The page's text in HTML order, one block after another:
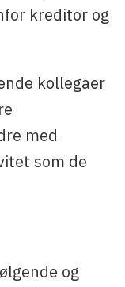
kreditor og
kollegaer
med
som de
og